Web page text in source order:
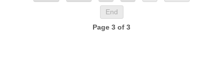
End
Page 3 of 3